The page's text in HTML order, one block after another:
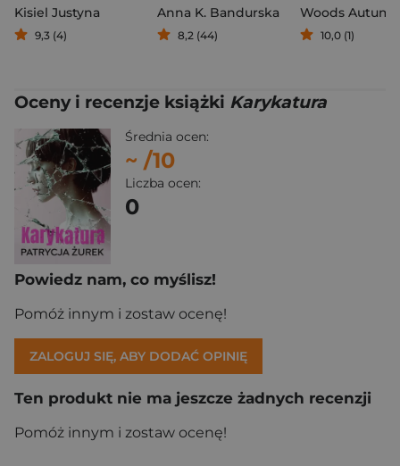
Kisiel Justyna
9,3 (4)
Anna K. Bandurska
8,2 (44)
Woods Autumn
10,0 (1)
Oceny i recenzje książki Karykatura
Średnia ocen:
~ /10
Liczba ocen:
0
Powiedz nam, co myślisz!
Pomóż innym i zostaw ocenę!
ZALOGUJ SIĘ, ABY DODAĆ OPINIĘ
Ten produkt nie ma jeszcze żadnych recenzji
Pomóż innym i zostaw ocenę!